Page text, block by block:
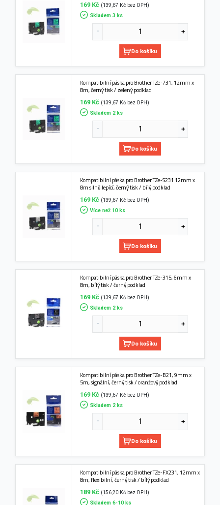
169 Kč (139,67 Kč bez DPH)
Skladem 3 ks
Do košíku
Kompatibilní páska pro Brother TZe-731, 12mm x
8m, černý tisk / zelený podklad
169 Kč (139,67 Kč bez DPH)
Skladem 2 ks
Do košíku
Kompatibilní páska pro Brother TZe-S231 12mm x
8m silně lepící, černý tisk / bílý podklad
169 Kč (139,67 Kč bez DPH)
Více než 10 ks
Do košíku
Kompatibilní páska pro Brother TZe-315, 6mm x
8m, bílý tisk / černý podklad
169 Kč (139,67 Kč bez DPH)
Skladem 2 ks
Do košíku
Kompatibilní páska pro Brother TZe-B21, 9mm x
5m, signální, černý tisk / oranžový podklad
169 Kč (139,67 Kč bez DPH)
Skladem 2 ks
Do košíku
Kompatibilní páska pro Brother TZe-FX231, 12mm x
8m, flexibilní, černý tisk / bílý podklad
189 Kč (156,20 Kč bez DPH)
Skladem 6-10 ks